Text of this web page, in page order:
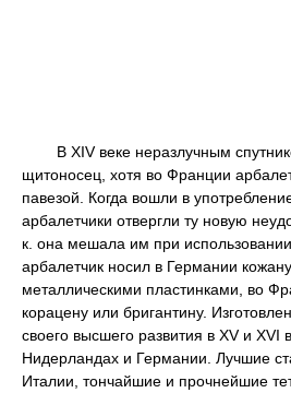
В XIV веке неразлучным
щитоносец, хотя во Франции
павезой. Когда вошли в
арбалетчики отвергли ту новую
к. она мешала им при
арбалетчик носил в Германии
металлическими пластинками, во
корацену или бригантину.
своего высшего развития в XV и XVI
Нидерландах и Германии. Лучшие
Италии, тончайшие и прочнейшие